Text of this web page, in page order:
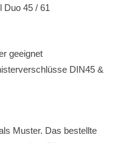
Duo 45 / 61
geeignet
DIN45 &
Muster. Das bestellte